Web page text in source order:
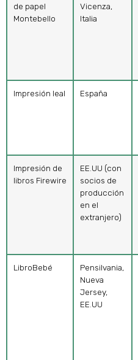
de papel
Montebello
Vicenza,
Italia
Impresión leal España
Impresión de
libros Firewire
EE.UU (con
socios de
producción
en el
extranjero)
LibroBebé
Pensilvania,
Nueva
Jersey,
EE.UU